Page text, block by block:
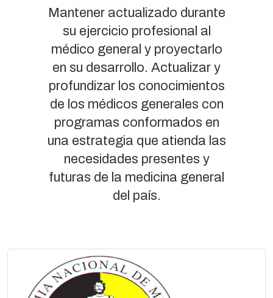
Mantener actualizado durante
su ejercicio profesional al
médico general y proyectarlo
en su desarrollo. Actualizar y
profundizar los conocimientos
de los médicos generales con
programas conformados en
una estrategia que atienda las
necesidades presentes y
futuras de la medicina general
del país.